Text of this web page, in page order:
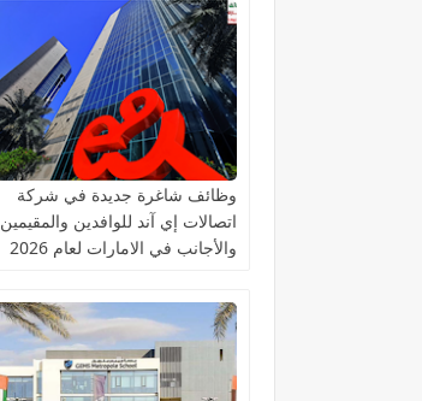
وظائف شاغرة جديدة في شركة
اتصالات إي آند للوافدين والمقيمين
والأجانب في الامارات لعام 2026